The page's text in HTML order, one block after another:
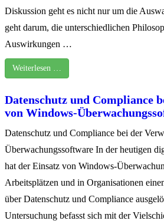
Diskussion geht es nicht nur um die
geht darum, die unterschiedlichen
Auswirkungen …
Weiterlesen …
Datenschutz und Compliance
von Windows-
Datenschutz und Compliance bei der
Überwachungssoftware In der heutigen
hat der Einsatz von Windows-
Arbeitsplätzen und in Organisationen
über Datenschutz und Compliance
Untersuchung befasst sich mit der